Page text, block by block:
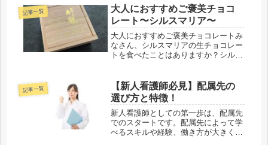
も個性豊かで、料理やお酒の種類が豊
富。友人との飲み会や大切な人との食
事...
記事一覧
大人におすすめご褒美チョコ
レート〜シルスマリア〜
大人におすすめご褒美チョコレートみ
なさん、シルスマリアの生チョコレー
トを食べたことはありますか？シルス
は、口の中でとろけるような滑らかな
舌触りと、深い味わいが特徴の逸品で
す。...
記事一覧
【新人看護師必見】配属先の
選び方と特徴！
新人看護師としての第一歩は、配属先
でのスタートです。配属先によって学
べるスキルや経験、働き方が大きく異